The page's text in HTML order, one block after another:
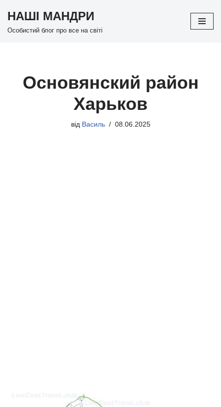
Перейти
НАШІ МАНДРИ
Особистий блог про все на світі
Основянский район
Харьков
від Василь 08.06.2025